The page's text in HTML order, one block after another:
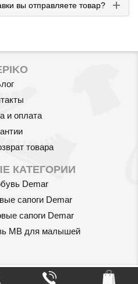
вы отправляете товар?
и оплата
товара
КАТЕГОРИИ
Demar
сапоги Demar
сапоги Demar
MB для малышей